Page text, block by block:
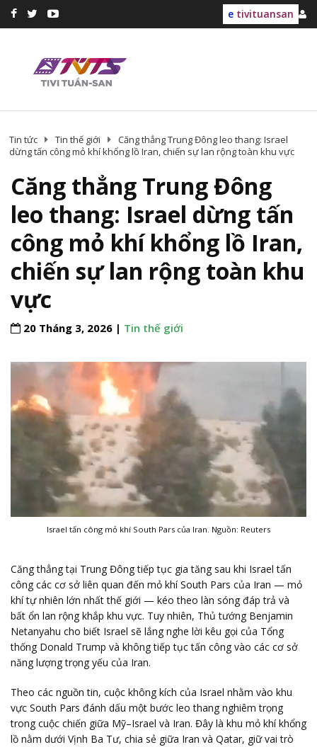
e tivituansan
Tin tức Tin thế giới
Căng thẳng Trung Đông leo thang: Israel
dừng tấn công mỏ khí khổng lồ Iran, chiến sự lan rộng toàn khu vực
Căng thẳng Trung Đông
leo thang: Israel dừng tấn
công mỏ khí khổng lồ Iran,
chiến sự lan rộng toàn khu
vực
20 Tháng 3, 2026 | Tin thế giới
Israel tấn công mỏ khí South Pars của Iran. Nguồn: Reuters
Căng thẳng tại Trung Đông tiếp tục gia tăng sau khi Israel tấn
công các cơ sở liên quan đến mỏ khí South Pars của Iran — mỏ
khí tự nhiên lớn nhất thế giới — kéo theo làn sóng đáp trả và
bất ổn lan rộng khắp khu vực. Tuy nhiên, Thủ tướng Benjamin
Netanyahu cho biết Israel sẽ lắng nghe lời kêu gọi của Tổng
thống Donald Trump và không tiếp tục tấn công vào các cơ sở
năng lượng trọng yếu của Iran.
Theo các nguồn tin, cuộc không kích của Israel nhằm vào khu
vực South Pars đánh dấu một bước leo thang nghiêm trọng
trong cuộc chiến giữa Mỹ–Israel và Iran. Đây là khu mỏ khí khổng
lồ nằm dưới Vịnh Ba Tư, chia sẻ giữa Iran và Qatar, giữ vai trò